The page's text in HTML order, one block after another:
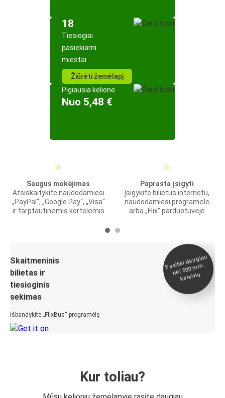
18
Tiesiogiai
pasiekiami
miestai
Žiūrėti žemėlapį
Pigiausia kelionė
Nuo 5,48 €
Saugus mokėjimas
Atsiskaitykite naudodamiesi
„PayPal“, „Google Pay“, „Visa“
ir tarptautinėmis kortelėmis
Paprasta įsigyti
Įsigykite bilietus internetu,
naudodamiesi programėle
arba „Flix“ parduotuvėje
Skaitmeninis
bilietas ir
tiesioginis
sekimas
Išbandykite „FlixBus“ programėlę
Pasitiki daugiau
nei 500
mln.
keleivių
Kur toliau?